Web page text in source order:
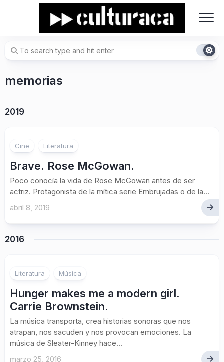
memorias
2019
Cine Literatura
Brave. Rose McGowan.
Poco conocía la vida de Rose McGowan antes de ser
actriz. Protagonista de la mítica serie Embrujadas o de la...
abril 8, 2019
2016
Literatura Música
Hunger makes me a modern girl.
Carrie Brownstein.
La música transporta, crea historias sonoras que nos
atrapan, nos sacuden y nos provocan emociones. La
música de Sleater-Kinney hace...
marzo 25, 2016